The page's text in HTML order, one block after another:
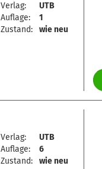
Verlag:
UTB
Auflage:
1
Zustand:
wie neu
Verlag:
UTB
Auflage:
6
Zustand:
wie neu